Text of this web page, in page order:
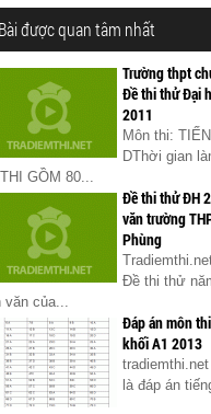
Bài được quan tâm nhất
Trường thpt
Đề thi thử Đại
2011
Môn thi:
DThời gian
GỒM 80...
Đề thi thử ĐH
văn trường
Phùng
Đề thi thử
văn của...
Đáp án môn
khối A1 2013
là đáp án